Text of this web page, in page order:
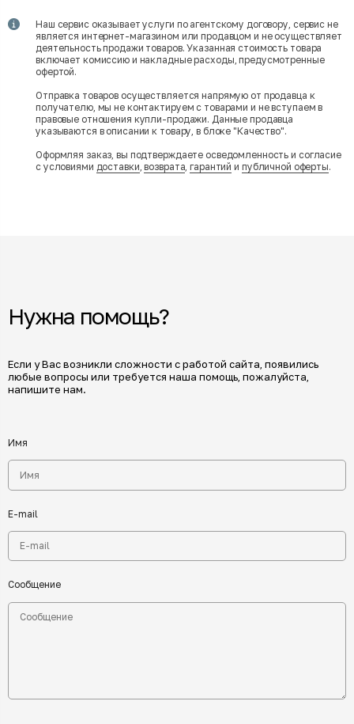
Наш сервис оказывает услуги по агентскому договору, сервис не
является интернет-магазином или продавцом и не осуществляет
деятельность продажи товаров. Указанная стоимость товара
включает комиссию и накладные расходы, предусмотренные
офертой.
Отправка товаров осуществляется напрямую от продавца к
получателю, мы не контактируем с товарами и не вступаем в
правовые отношения купли-продажи. Данные продавца
указываются в описании к товару, в блоке "Качество".
Оформляя заказ, вы подтверждаете осведомленность и согласие
с условиями доставки,возврата,гарантий и публичной оферты.
Нужна помощь?
Если у Вас возникли сложности с работой сайта, появились
любые вопросы или требуется наша помощь, пожалуйста,
напишите нам.
Имя
E-mail
Сообщение